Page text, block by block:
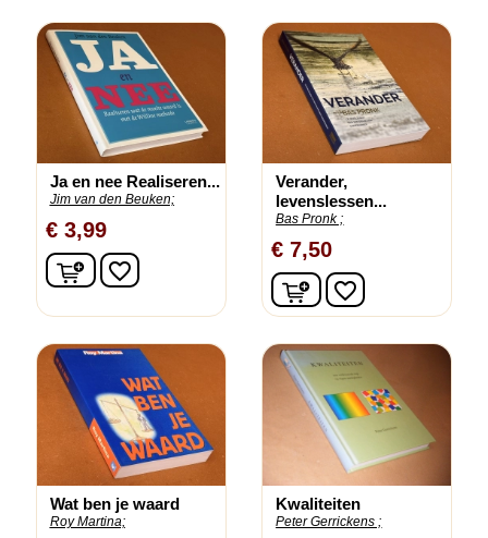
Ja en nee Realiseren...
Jim van den Beuken;
€ 3,99
In winkelwagen
favorite_border
Verander,
levenslessen...
Bas Pronk ;
€ 7,50
In winkelwagen
favorite_border
Wat ben je waard
Roy Martina;
Kwaliteiten
Peter Gerrickens ;